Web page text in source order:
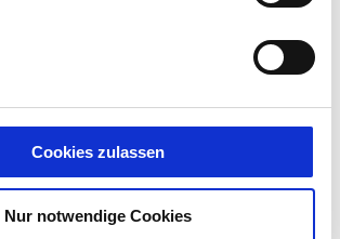
akzeptieren, willigen Sie zugleich
des jeweiligen Cookies
Sie unserer
für diese Website.
Cookies zulassen
Nur notwendige Cookies